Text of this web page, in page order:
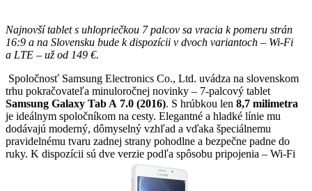
Najnovší tablet s uhlopriečkou 7 palcov sa vracia k pomeru strán
16:9 a na Slovensku bude k dispozícii v dvoch variantoch – Wi-Fi
a LTE – už od 149 €.
Spoločnosť Samsung Electronics Co., Ltd. uvádza na slovenskom
trhu pokračovateľa minuloročnej novinky – 7-palcový tablet
Samsung Galaxy Tab A 7.0 (2016). S hrúbkou len 8,7 milimetra
je ideálnym spoločníkom na cesty. Elegantné a hladké línie mu
dodávajú moderný, dômyselný vzhľad a vďaka špeciálnemu
pravidelnému tvaru zadnej strany pohodlne a bezpečne padne do
ruky. K dispozícii sú dve verzie podľa spôsobu pripojenia – Wi-Fi